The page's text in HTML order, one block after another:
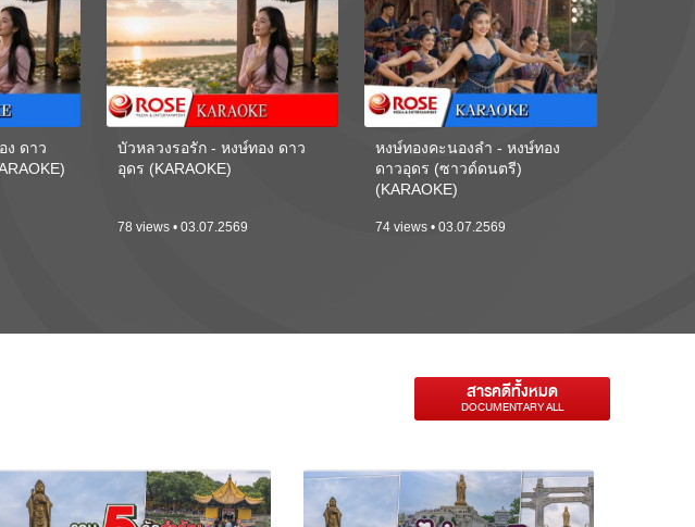
ง ดาว
บัวหลวงรอรัก - หงษ์ทอง ดาว
อุดร (KARAOKE)
78 views • 03.07.2569
หงษ์ทองคะนองลำ - หงษ์ทอง
ดาวอุดร (ซาวด์ดนตรี)
(KARAOKE)
74 views • 03.07.2569
สารคดีทั้งหมด
DOCUMENTARY ALL